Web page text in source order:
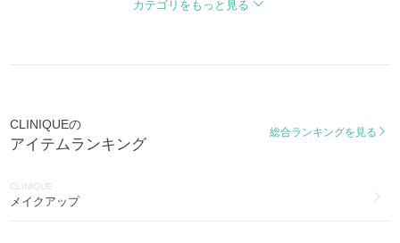
カテゴリをもっと見る
CLINIQUEの
アイテムランキング
総合ランキングを見る
CLINIQUE
メイクアップ